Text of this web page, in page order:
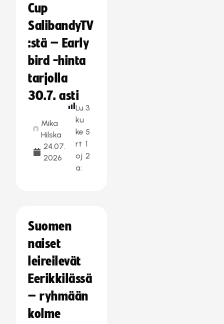
Cup
SalibandyTV
:stä – Early
bird -hinta
tarjolla
30.7. asti
Mika
Hilska
24.07.
2026
Lu
ku
ke
rt
oj
a:
3
5
1
2
Suomen
naiset
leireilevät
Eerikkilässä
– ryhmään
kolme